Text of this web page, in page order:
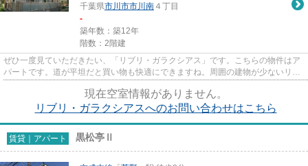
千葉県市川市市川南 ４丁目
-
築年数：築12年
階数：2階建
ぜひ一度見ていただきたい、「リブリ・ガラクシアス」です。こちらの物件はア
パートです。道が平坦だと買い物も快適にできますね。周囲の建物が少ないリバ
現在空室情報がありません。
リブリ・ガラクシアスへのお問い合わせはこちら
賃貸｜アパート 黒松亭Ⅱ